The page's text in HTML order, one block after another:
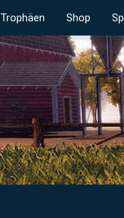
Trophäen Shop